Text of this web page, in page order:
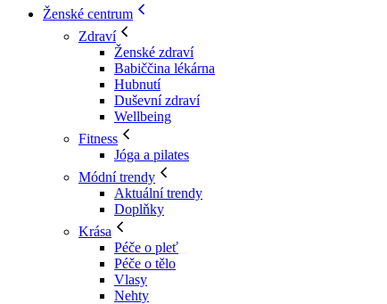
Ženské centrum
Zdraví
Ženské zdraví
Babiččina lékárna
Hubnutí
Duševní zdraví
Wellbeing
Fitness
Jóga a pilates
Módní trendy
Aktuální trendy
Doplňky
Krása
Péče o pleť
Péče o tělo
Vlasy
Nehty